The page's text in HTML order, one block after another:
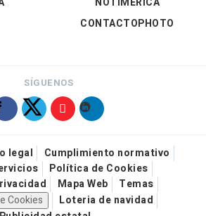
CONTACTOPHOTO
SÍGUENOS
legal
Cumplimiento normativo
Política de Cookies
Mapa Web
Temas
Cookies
Loteria de navidad